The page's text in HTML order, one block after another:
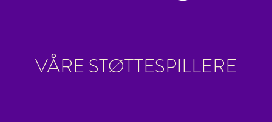
VÅRE STØTTESPILLERE